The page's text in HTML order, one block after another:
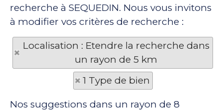
recherche à SEQUEDIN. Nous vous invitons
à modifier vos critères de recherche :
Localisation : Etendre la recherche dans
un rayon de 5 km
1 Type de bien
Nos suggestions dans un rayon de 8